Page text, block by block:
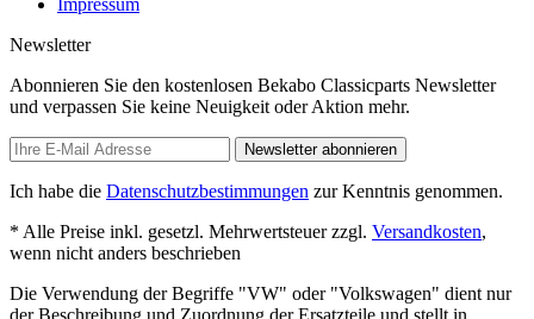
Newsletter
Abonnieren Sie den kostenlosen Bekabo Classicparts Newsletter
und verpassen Sie keine Neuigkeit oder Aktion mehr.
Newsletter abonnieren
Ich habe die Datenschutzbestimmungen zur Kenntnis genommen.
* Alle Preise inkl. gesetzl. Mehrwertsteuer zzgl. Versandkosten,
wenn nicht anders beschrieben
Die Verwendung der Begriffe "VW" oder "Volkswagen" dient nur
der Beschreibung und Zuordnung der Ersatzteile und stellt in